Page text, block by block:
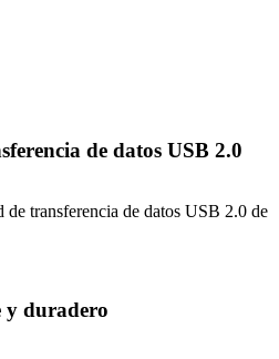
de datos USB 2.0
transferencia de datos USB 2.0 de
y duradero